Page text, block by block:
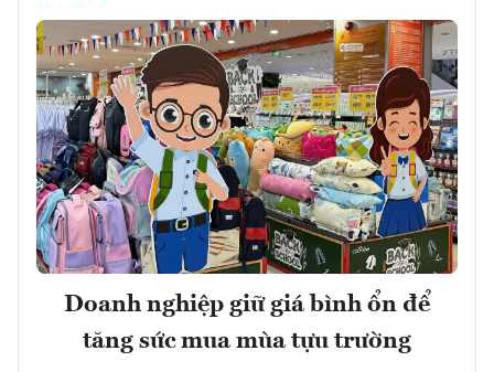
Doanh nghiệp giữ giá bình ổn để
tăng sức mua mùa tựu trường